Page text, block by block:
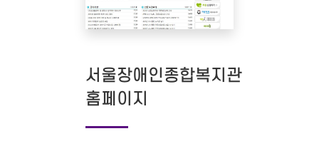
서울장애인종합복지관
홈페이지